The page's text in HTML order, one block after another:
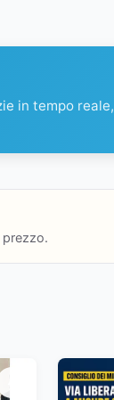
in tempo reale,
prezzo.